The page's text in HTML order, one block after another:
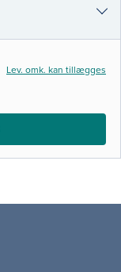
Lev. omk. kan tillægges